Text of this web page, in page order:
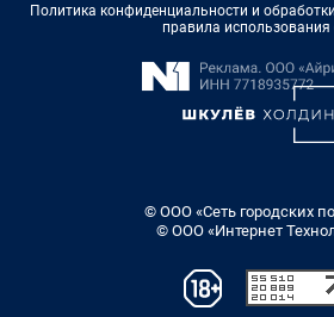
Политика конфиденциальности и
правила использования
© ООО «Сеть городских
© ООО «Интернет